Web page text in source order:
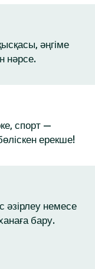
әңгіме
нәрсе.
спорт —
ерекше!
әзірлеу немесе
бару.